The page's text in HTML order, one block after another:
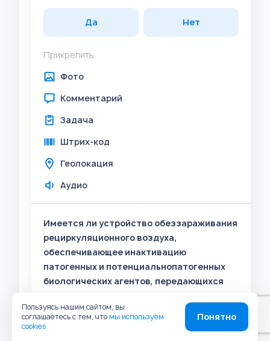
Да Нет
Прикрепить
Фото
Комментарий
Задача
Штрих-код
Геолокация
Аудио
Имеется ли устройство обеззараживания
рециркуляционного воздуха,
обеспечивающее инактивацию
патогенных и потенциальнопатогенных
биологических агентов, передающихся
эффективностью не менее 95% (по
представленной документации)?
Пользуясь нашим сайтом, вы
соглашаетесь с тем, что мы используем
cookies
Понятно